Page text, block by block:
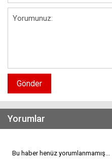
Gönder
Yorumlar
Bu haber henüz yorumlanmamış...